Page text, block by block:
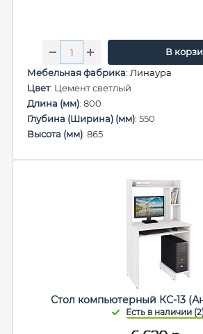
В
Мебельная фабрика: Линаура
Цвет: Цемент светлый
Длина (мм): 800
Глубина (Ширина) (мм): 550
Высота (мм): 865
Стол компьютерный КС-13